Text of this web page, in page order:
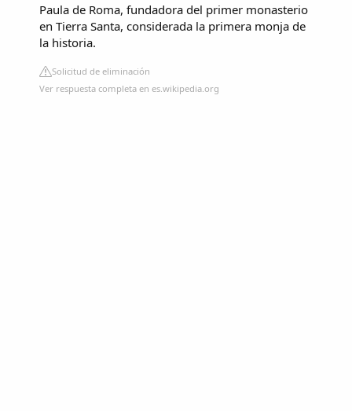
Paula de Roma, fundadora del primer monasterio
en Tierra Santa, considerada la primera monja de
la historia.
Solicitud de eliminación
Ver respuesta completa en es.wikipedia.org